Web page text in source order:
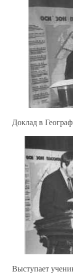
Доклад в
Выступает